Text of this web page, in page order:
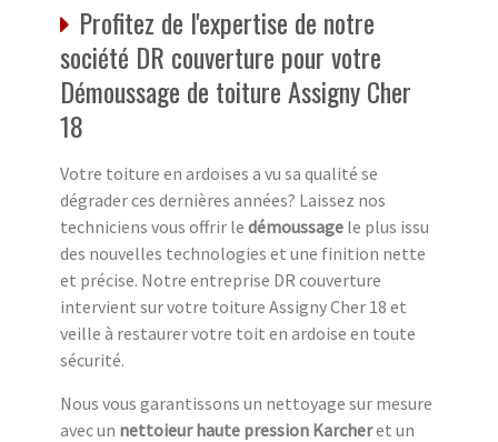
Profitez de l'expertise de notre
société DR couverture pour votre
Démoussage de toiture Assigny Cher
18
Votre toiture en ardoises a vu sa qualité se
dégrader ces dernières années? Laissez nos
techniciens vous offrir le démoussage le plus issu
des nouvelles technologies et une finition nette
et précise. Notre entreprise DR couverture
intervient sur votre toiture Assigny Cher 18 et
veille à restaurer votre toit en ardoise en toute
sécurité.
Nous vous garantissons un nettoyage sur mesure
avec un nettoieur haute pression Karcheret un